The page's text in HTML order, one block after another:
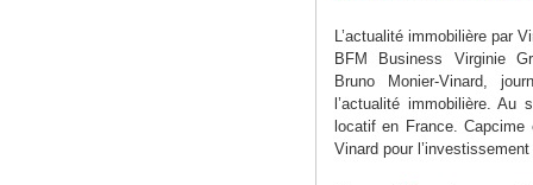
L’actualité immobilière par
BFM Business Virginie
Bruno Monier-Vinard,
l’actualité immobilière. Au
locatif en France.
Vinard pour